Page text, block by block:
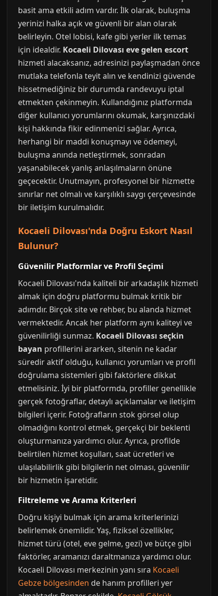
basit ama etkili adım vardır. İlk olarak, buluşma
yerinizi halka açık ve güvenli bir alan olarak
belirleyin. Otel lobisi, kafe gibi yerler ilk temas
için idealdir. Kocaeli Dilovası eve gelen escort
hizmeti alacaksanız, adresinizi paylaşmadan önce
mutlaka telefonla teyit alın ve kendinizi güvende
hissetmediğiniz bir durumda randevuyu iptal
etmekten çekinmeyin. Kullandığınız platformda
diğer kullanıcı yorumlarını okumak, karşınızdaki
kişi hakkında fikir edinmenizi sağlar. Ayrıca,
herhangi bir maddi konuşmayı ve ödemeyi,
buluşma anında netleştirmek, sonradan
yaşanabilecek yanlış anlaşılmaların önüne
geçecektir. Unutmayın, profesyonel bir hizmette
sınırlar net olmalı ve karşılıklı saygı çerçevesinde
bir iletişim kurulmalıdır.
Kocaeli Dilovası'nda Doğru Eskort Nasıl
Bulunur?
Güvenilir Platformlar ve Profil Seçimi
Kocaeli Dilovası'nda kaliteli bir arkadaşlık hizmeti
almak için doğru platformu bulmak kritik bir
adımdır. Birçok site ve rehber, bu alanda hizmet
vermektedir. Ancak her platform aynı kaliteyi ve
güvenilirliği sunmaz. Kocaeli Dilovası seçkin
bayan profillerini ararken, sitenin ne kadar
süredir aktif olduğu, kullanıcı yorumları ve profil
doğrulama sistemleri gibi faktörlere dikkat
etmelisiniz. İyi bir platformda, profiller genellikle
gerçek fotoğraflar, detaylı açıklamalar ve iletişim
bilgileri içerir. Fotoğrafların stok görsel olup
olmadığını kontrol etmek, gerçekçi bir beklenti
oluşturmanıza yardımcı olur. Ayrıca, profilde
belirtilen hizmet koşulları, saat ücretleri ve
ulaşılabilirlik gibi bilgilerin net olması, güvenilir
bir hizmetin işaretidir.
Filtreleme ve Arama Kriterleri
Doğru kişiyi bulmak için arama kriterlerinizi
belirlemek önemlidir. Yaş, fiziksel özellikler,
hizmet türü (otel, eve gelme, gezi) ve bütçe gibi
faktörler, aramanızı daraltmanıza yardımcı olur.
Kocaeli Dilovası merkezinin yanı sıra Kocaeli
Gebze bölgesinden de hanım profilleri yer